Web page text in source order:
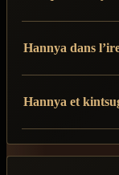
Hannya dans
Hannya et